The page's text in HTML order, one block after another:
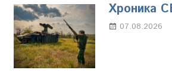
Хроника
07.08.2026